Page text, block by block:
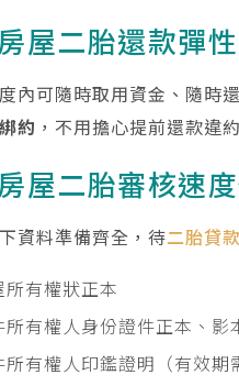
屋二胎還款彈性
內可隨時取用資金、隨時
約 ，不用擔心提前還款違
屋二胎審核速度
資料準備齊全，待二胎貸
所有權狀正本
所有權人身份證件正本、影
所有權人印鑑證明（有效期